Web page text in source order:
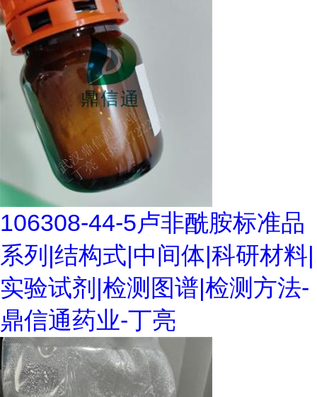
106308-44-5卢非酰胺标准品
系列|结构式|中间体|科研材料|
实验试剂|检测图谱|检测方法-
鼎信通药业-丁亮